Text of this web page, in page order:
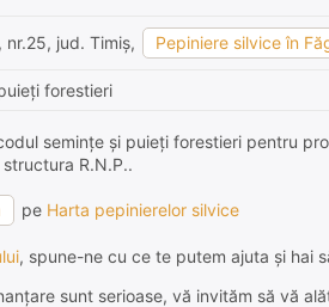
nr.25, jud. Timiş, Pepiniere silvice în
forestieri
semințe și puieți forestieri pentru
R.N.P..
pe Harta pepinierelor silvice
, spune-ne cu ce te putem ajuta și hai
sunt serioase, vă invităm să vă